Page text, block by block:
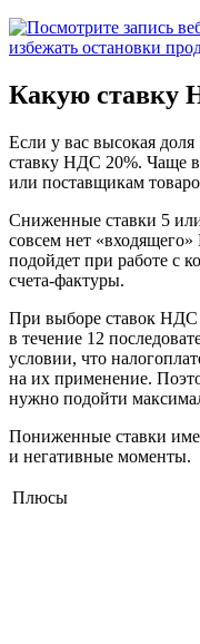
Какую ставку
Если у вас высокая
ставку НДС 20%. Чаще
или поставщикам
Сниженные ставки 5
совсем нет
подойдет при работе с
счета-фактуры.
При выборе ставок НДС
в течение 12
условии, что
на их применение.
нужно подойти
Пониженные ставки
и негативные моменты.
Плюсы